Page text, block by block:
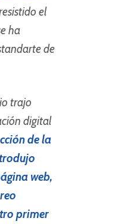
el
ha
de
trajo
digital
de la
web,
primer